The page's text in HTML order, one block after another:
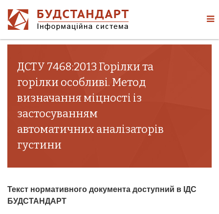
ДСТУ 7468:2013 Горілки та
горілки особливі. Метод
визначання міцності із
застосуванням
автоматичних аналізаторів
густини
Текст нормативного документа доступний в ІДС
БУДСТАНДАРТ